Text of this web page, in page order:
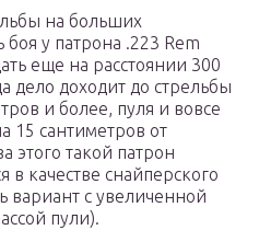
на больших
боя у патрона .223 Rem
еще на расстоянии 300
дело доходит до стрельбы
и более, пуля и вовсе
15 сантиметров от
этого такой патрон
в качестве снайперского
вариант с увеличенной
пули).